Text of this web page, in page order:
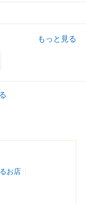
もっと見る
お店